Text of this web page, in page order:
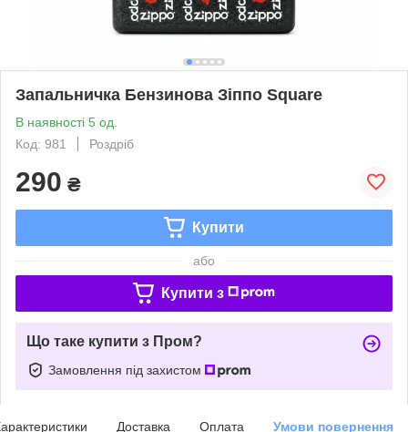
Запальничка Бензинова Зіппо Square
В наявності 5 од.
Код: 981
Роздріб
290 ₴
Купити
або
Купити з
Що таке купити з Пром?
Замовлення під захистом
Доставка Оплата Умови повернення